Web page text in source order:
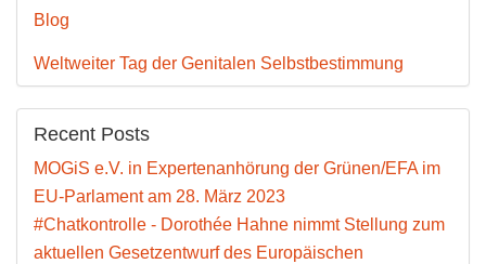
Blog
Weltweiter Tag der Genitalen Selbstbestimmung
Recent Posts
MOGiS e.V. in Expertenanhörung der Grünen/EFA im
EU-Parlament am 28. März 2023
#Chatkontrolle - Dorothée Hahne nimmt Stellung zum
aktuellen Gesetzentwurf des Europäischen